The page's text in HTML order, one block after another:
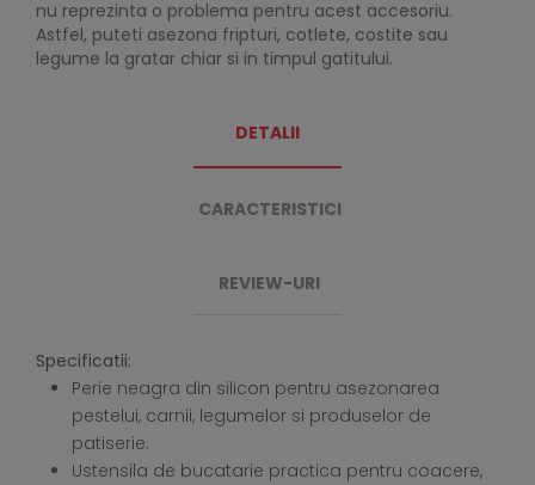
nu reprezinta o problema pentru acest accesoriu.
Astfel, puteti asezona fripturi, cotlete, costite sau
legume la gratar chiar si in timpul gatitului.
DETALII
CARACTERISTICI
REVIEW-URI
Specificatii:
Perie neagra din silicon pentru asezonarea
pestelui, carnii, legumelor si produselor de
patiserie.
Ustensila de bucatarie practica pentru coacere,